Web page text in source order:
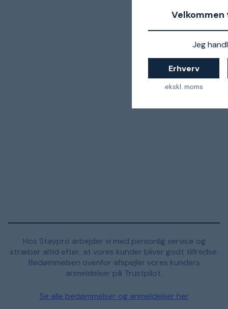
Jeg
Erhverv
ekskl. moms
Hos Staypro arbejder vi med personlig service og
stræber altid efter, at vores kunder bliver godt tilfredse.
Bedømmelsen ovenfor afspejler vores kunders
anmeldelser på Trustpilot.
Se alle bedømmelser og anmeldelser her